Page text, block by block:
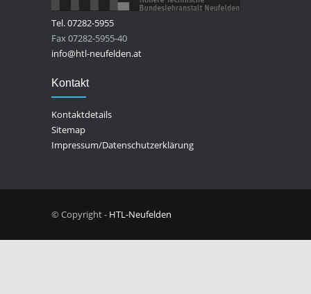
Tel. 07282-5955
Fax 07282-5955-40
info@htl-neufelden.at
Kontakt
Kontaktdetails
Sitemap
Impressum/Datenschutzerklärung
© Copyright - HTL-Neufelden